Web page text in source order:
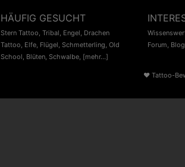
HÄUFIG GESUCHT
Stern Tattoo, Tribal, Engel, Drachen
Tattoo, Elfe, Flügel, Schmetterling, Old
School, Blüten, Schwalbe, [mehr...]
Forum, Blog
♥ Tattoo-